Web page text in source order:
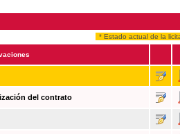
* Estado actual de la
del contrato